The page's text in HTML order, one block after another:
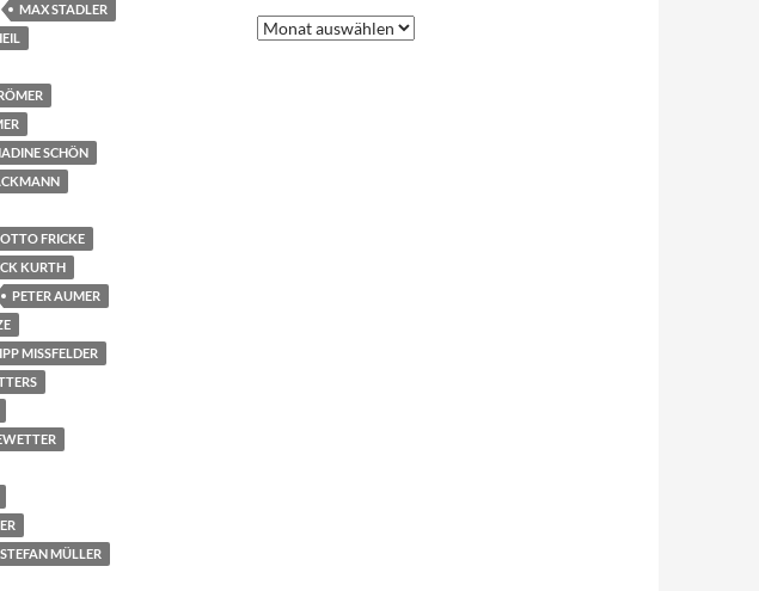
MAX STADLER
SCHÖN
OTTO FRICKE
KURTH
PETER AUMER
MISSFELDER
STEFAN MÜLLER
Nachrichten
–